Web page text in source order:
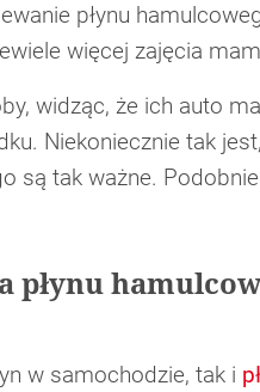
płynu
więcej zajęcia
widząc, że ich auto
Niekoniecznie tak
są tak ważne.
płynu
w samochodzie, tak i